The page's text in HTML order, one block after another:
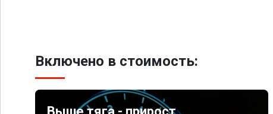
Включено в стоимость: